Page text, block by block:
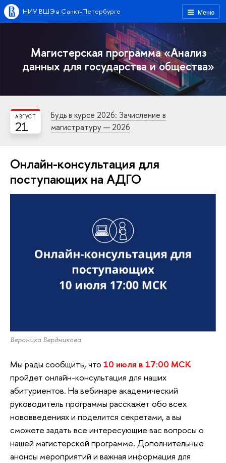
Меню
НИУ ВШЭ в Санкт-Петербурге
Магистерская программа «Анализ
данных для государства и общества»
21
АВГУСТ
Будь в курсе 2026: Зачисление в
магистратуру — 2026
Онлайн-консультация для
поступающих на АДГО
Вероника Бердникова
Мы рады сообщить, что 10 июля в 17:00 МСК
пройдет онлайн-консультация для наших
абитуриентов. На вебинаре академический
руководитель программы расскажет обо всех
нововведениях и поделится секретами, а вы
сможете задать все интересующие вас вопросы о
нашей магистерской программе. Дополнительные
анонсы мероприятий и важная информация для